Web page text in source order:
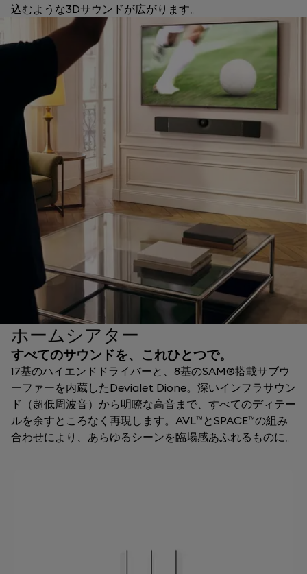
込むような3Dサウンドが広がります。
ホームシアター
すべてのサウンドを、これひとつで。
17基のハイエンドドライバーと、8基のSAM®搭載サブウ
ーファーを内蔵したDevialet Dione。深いインフラサウン
ド（超低周波音）から明瞭な高音まで、すべてのディテー
ルを余すところなく再現します。AVL™とSPACE™の組み
合わせにより、あらゆるシーンを臨場感あふれるものに。